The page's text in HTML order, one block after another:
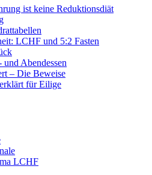
ist keine Reduktionsdiät
LCHF und 5:2 Fasten
und Abendessen
– Die Beweise
für Eilige
LCHF